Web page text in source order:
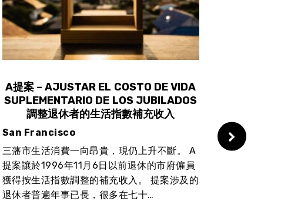
A提案 – AJUSTAR EL COSTO DE VIDA
SUPLEMENTARIO DE LOS JUBILADOS
調整退休者的生活指數補充收入
San Francisco
三藩市生活消費一向昂貴，現仍上升不斷。 A
提案讓於1996年11月6日以前退休的市府僱員
獲得按生活指數調整的補充收入。 提案涉及的
退休者普遍年事已長，很多在七十…
San
La